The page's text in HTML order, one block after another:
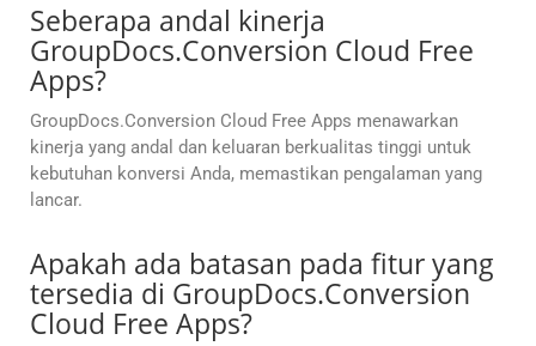
Seberapa andal kinerja
GroupDocs.Conversion Cloud Free
Apps?
GroupDocs.Conversion Cloud Free Apps menawarkan
kinerja yang andal dan keluaran berkualitas tinggi untuk
kebutuhan konversi Anda, memastikan pengalaman yang
lancar.
Apakah ada batasan pada fitur yang
tersedia di GroupDocs.Conversion
Cloud Free Apps?